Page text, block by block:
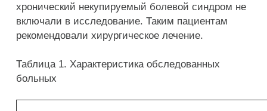
хронический некупируемый болевой синдром не
включали в исследование. Таким пациентам
рекомендовали хирургическое лечение.
Таблица 1. Характеристика обследованных
больных